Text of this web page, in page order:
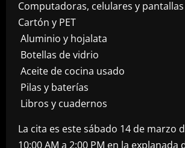
Computadoras, celulares y pantallas
Cartón y PET
Aluminio y hojalata
Botellas de vidrio
Aceite de cocina usado
Pilas y baterías
Libros y cuadernos
La cita es este sábado 14 de marzo
10:00 AM a 2:00 PM en la explanada